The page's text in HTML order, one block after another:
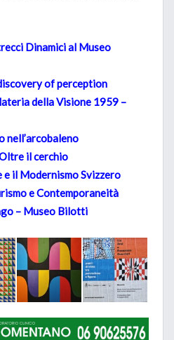
Dinamici al Museo
of perception
della Visione 1959 –
nell’arcobaleno
il cerchio
e il Modernismo Svizzero
e Contemporaneità
– Museo Bilotti